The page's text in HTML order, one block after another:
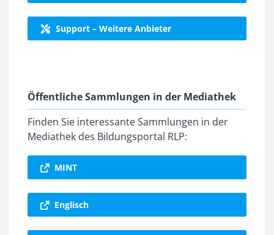
Support – Weitere Anbieter
Öffentliche Sammlungen in der Mediathek
Finden Sie interessante Sammlungen in der
Mediathek des Bildungsportal RLP:
MINT
Englisch